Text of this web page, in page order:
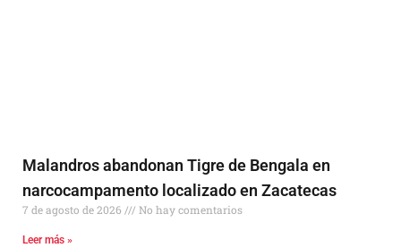
Malandros abandonan Tigre de Bengala en
narcocampamento localizado en Zacatecas
7 de agosto de 2026 No hay comentarios
Leer más »